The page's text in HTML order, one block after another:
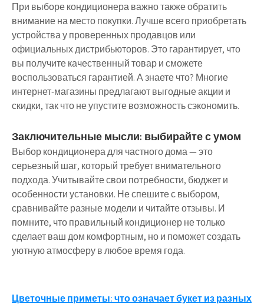
При выборе кондиционера важно также обратить
внимание на место покупки. Лучше всего приобретать
устройства у проверенных продавцов или
официальных дистрибьюторов. Это гарантирует, что
вы получите качественный товар и сможете
воспользоваться гарантией. А знаете что? Многие
интернет-магазины предлагают выгодные акции и
скидки, так что не упустите возможность сэкономить.
Заключительные мысли: выбирайте с умом
Выбор кондиционера для частного дома — это
серьезный шаг, который требует внимательного
подхода. Учитывайте свои потребности, бюджет и
особенности установки. Не спешите с выбором,
сравнивайте разные модели и читайте отзывы. И
помните, что правильный кондиционер не только
сделает ваш дом комфортным, но и поможет создать
уютную атмосферу в любое время года.
Цветочные приметы: что означает букет из разных